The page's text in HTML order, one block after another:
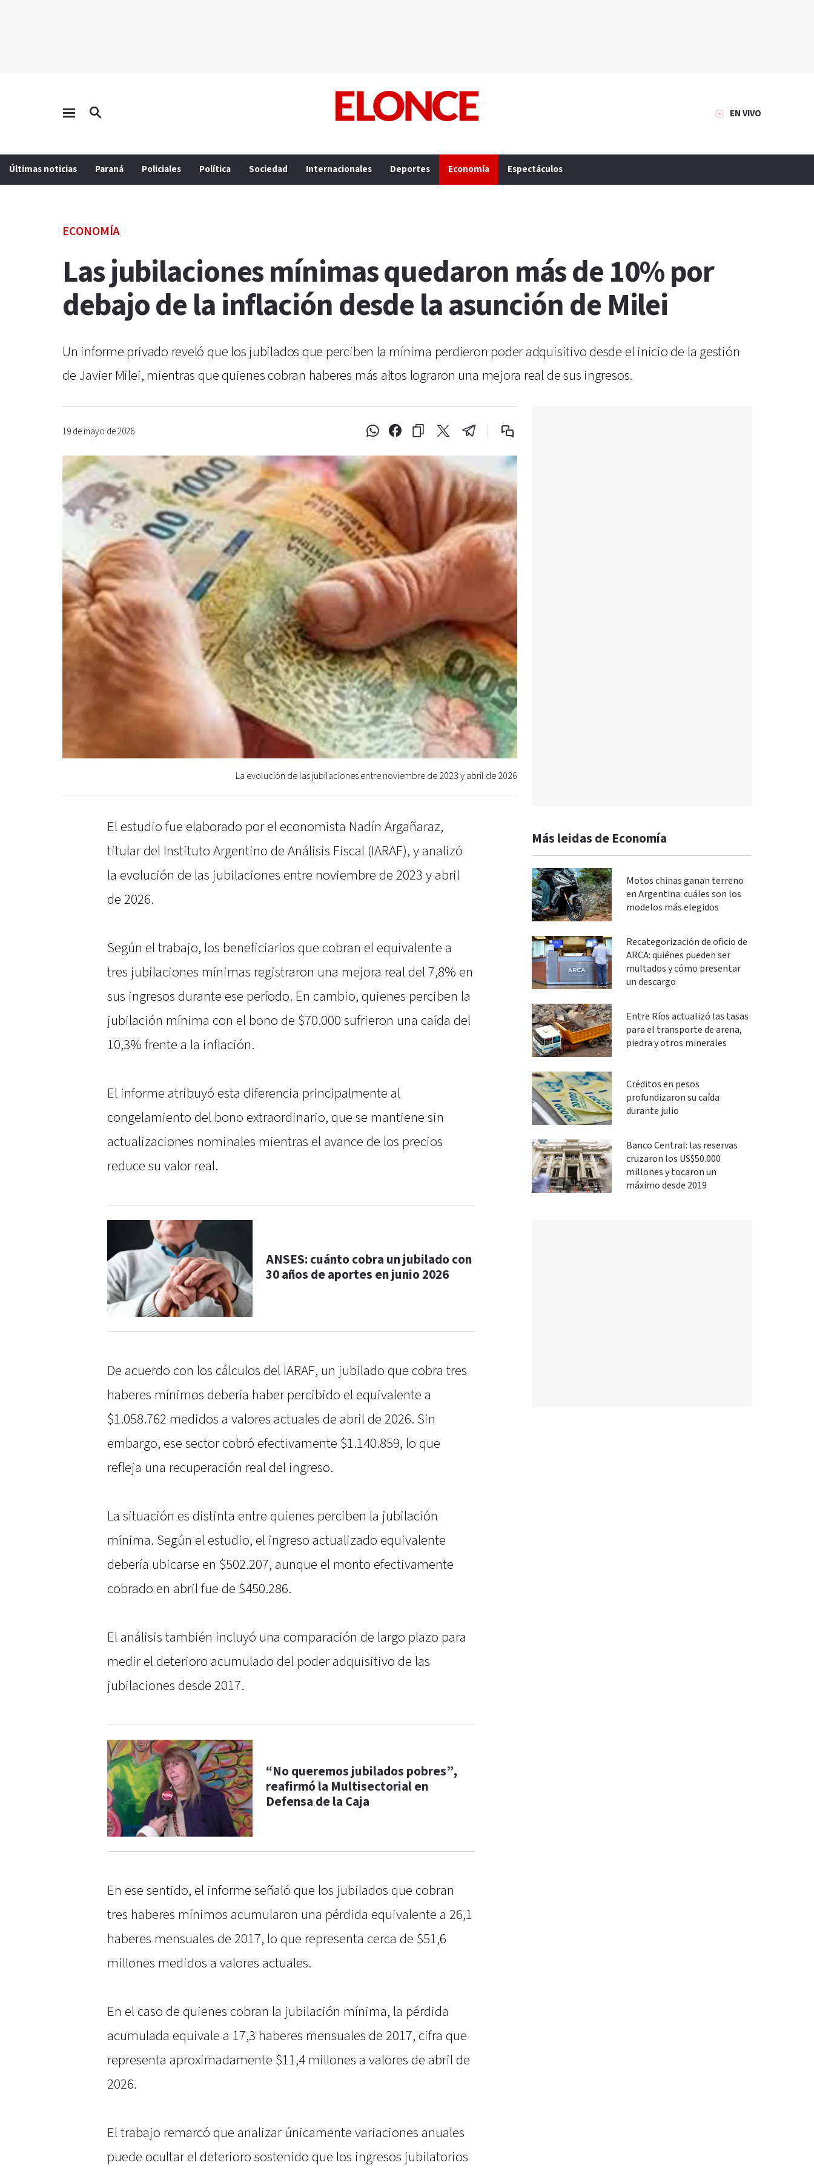
EN VIVO
Últimas noticias Paraná Policiales Política Sociedad Internacionales Deportes Economía Espectáculos
ECONOMÍA
Las jubilaciones mínimas quedaron más de 10% por
debajo de la inflación desde la asunción de Milei
Un informe privado reveló que los jubilados que perciben la mínima perdieron poder adquisitivo desde el inicio de la gestión
de Javier Milei, mientras que quienes cobran haberes más altos lograron una mejora real de sus ingresos.
19 de mayo de 2026
La evolución de las jubilaciones entre noviembre de 2023 y abril de 2026
El estudio fue elaborado por el economista Nadín Argañaraz,
titular del Instituto Argentino de Análisis Fiscal (IARAF), y analizó
la evolución de las jubilaciones entre noviembre de 2023 y abril
de 2026.
Según el trabajo, los beneficiarios que cobran el equivalente a
tres jubilaciones mínimas registraron una mejora real del 7,8% en
sus ingresos durante ese período. En cambio, quienes perciben la
jubilación mínima con el bono de $70.000 sufrieron una caída del
10,3% frente a la inflación.
El informe atribuyó esta diferencia principalmente al
congelamiento del bono extraordinario, que se mantiene sin
actualizaciones nominales mientras el avance de los precios
reduce su valor real.
ANSES: cuánto cobra un jubilado con
30 años de aportes en junio 2026
De acuerdo con los cálculos del IARAF, un jubilado que cobra tres
haberes mínimos debería haber percibido el equivalente a
$1.058.762 medidos a valores actuales de abril de 2026. Sin
embargo, ese sector cobró efectivamente $1.140.859, lo que
refleja una recuperación real del ingreso.
La situación es distinta entre quienes perciben la jubilación
mínima. Según el estudio, el ingreso actualizado equivalente
debería ubicarse en $502.207, aunque el monto efectivamente
cobrado en abril fue de $450.286.
El análisis también incluyó una comparación de largo plazo para
medir el deterioro acumulado del poder adquisitivo de las
jubilaciones desde 2017.
“No queremos jubilados pobres”,
reafirmó la Multisectorial en
Defensa de la Caja
En ese sentido, el informe señaló que los jubilados que cobran
tres haberes mínimos acumularon una pérdida equivalente a 26,1
haberes mensuales de 2017, lo que representa cerca de $51,6
millones medidos a valores actuales.
En el caso de quienes cobran la jubilación mínima, la pérdida
acumulada equivale a 17,3 haberes mensuales de 2017, cifra que
representa aproximadamente $11,4 millones a valores de abril de
2026.
El trabajo remarcó que analizar únicamente variaciones anuales
puede ocultar el deterioro sostenido que los ingresos jubilatorios
Más leidas de Economía
Motos chinas ganan terreno
en Argentina: cuáles son los
modelos más elegidos
Recategorización de oficio de
ARCA: quiénes pueden ser
multados y cómo presentar
un descargo
Entre Ríos actualizó las tasas
para el transporte de arena,
piedra y otros minerales
Créditos en pesos
profundizaron su caída
durante julio
Banco Central: las reservas
cruzaron los US$50.000
millones y tocaron un
máximo desde 2019